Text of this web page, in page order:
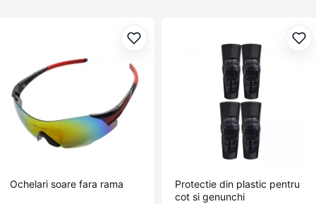
Adaugă la favorite
Ochelari soare fara rama
Protectie din plastic pentru
cot si genunchi